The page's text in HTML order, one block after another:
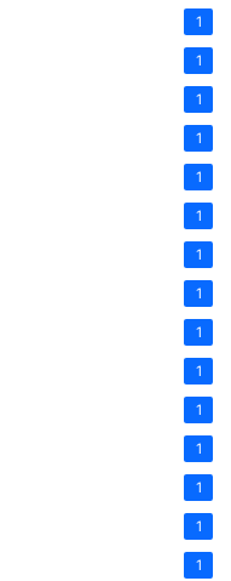
1
1
1
1
1
1
1
1
1
1
1
1
1
1
1